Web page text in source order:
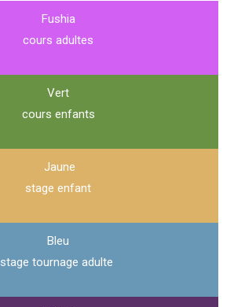
Fushia
cours adultes
Vert
cours enfants
Jaune
stage enfant
Bleu
stage tournage adulte